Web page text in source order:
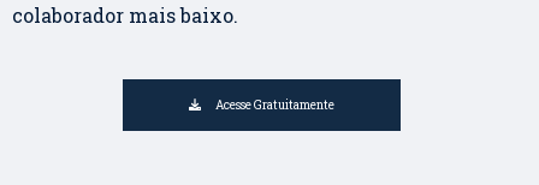
colaborador mais baixo.
Acesse Gratuitamente